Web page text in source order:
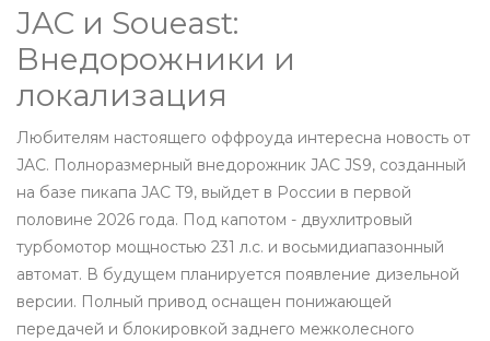
JAC и Soueast:
Внедорожники и
локализация
Любителям настоящего оффроуда интересна новость от
JAC. Полноразмерный внедорожник JAC JS9, созданный
на базе пикапа JAC T9, выйдет в России в первой
половине 2026 года. Под капотом - двухлитровый
турбомотор мощностью 231 л.с. и восьмидиапазонный
автомат. В будущем планируется появление дизельной
версии. Полный привод оснащен понижающей
передачей и блокировкой заднего межколесного